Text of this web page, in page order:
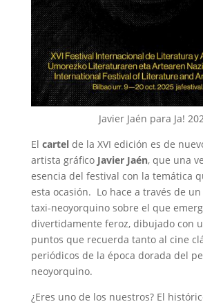
Javier Jaén para Ja!
El cartelde la XVI edición es de
artista gráfico Javier Jaén, que una
esencia del festival con la temática
esta ocasión. Lo hace a través de
taxi-neoyorquino sobre el que
divertidamente feroz, dibujado con
puntos que recuerda tanto al cine
periódicos de la época dorada del
neoyorquino.
¿Eres uno de los nuestros? El